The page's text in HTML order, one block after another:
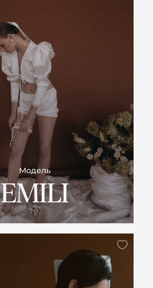
Модель
EMILI